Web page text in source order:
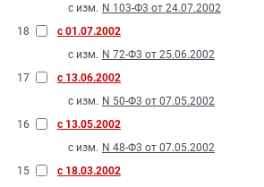
с изм. N 103-Ф3 от 24.07.2002
18
с 01.07.2002
с изм. N 72-Ф3 от 25.06.2002
17
с 13.06.2002
с изм. N 50-Ф3 от 07.05.2002
16
с 13.05.2002
с изм. N 48-Ф3 от 07.05.2002
15
с 18.03.2002